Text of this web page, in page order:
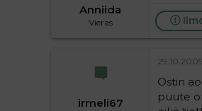
Anniida
Vieras
irmeli67
29.10.2005
Ostin
puute